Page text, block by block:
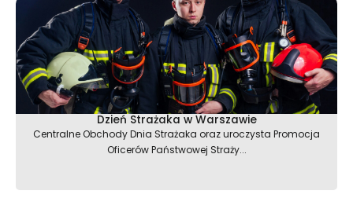
Dzień Strażaka w Warszawie
Centralne Obchody Dnia Strażaka oraz uroczysta Promocja
Oficerów Państwowej Straży...